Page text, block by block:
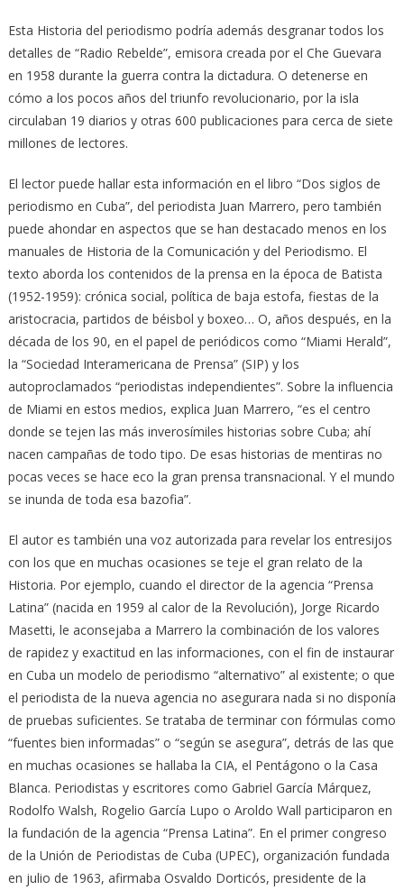
Esta Historia del periodismo podría además desgranar todos los
detalles de “Radio Rebelde”, emisora creada por el Che Guevara
en 1958 durante la guerra contra la dictadura. O detenerse en
cómo a los pocos años del triunfo revolucionario, por la isla
circulaban 19 diarios y otras 600 publicaciones para cerca de siete
millones de lectores.
El lector puede hallar esta información en el libro “Dos siglos de
periodismo en Cuba”, del periodista Juan Marrero, pero también
puede ahondar en aspectos que se han destacado menos en los
manuales de Historia de la Comunicación y del Periodismo. El
texto aborda los contenidos de la prensa en la época de Batista
(1952-1959): crónica social, política de baja estofa, fiestas de la
aristocracia, partidos de béisbol y boxeo… O, años después, en la
década de los 90, en el papel de periódicos como “Miami Herald”,
la “Sociedad Interamericana de Prensa” (SIP) y los
autoproclamados “periodistas independientes”. Sobre la influencia
de Miami en estos medios, explica Juan Marrero, “es el centro
donde se tejen las más inverosímiles historias sobre Cuba; ahí
nacen campañas de todo tipo. De esas historias de mentiras no
pocas veces se hace eco la gran prensa transnacional. Y el mundo
se inunda de toda esa bazofia”.
El autor es también una voz autorizada para revelar los entresijos
con los que en muchas ocasiones se teje el gran relato de la
Historia. Por ejemplo, cuando el director de la agencia “Prensa
Latina” (nacida en 1959 al calor de la Revolución), Jorge Ricardo
Masetti, le aconsejaba a Marrero la combinación de los valores
de rapidez y exactitud en las informaciones, con el fin de instaurar
en Cuba un modelo de periodismo “alternativo” al existente; o que
el periodista de la nueva agencia no asegurara nada si no disponía
de pruebas suficientes. Se trataba de terminar con fórmulas como
“fuentes bien informadas” o “según se asegura”, detrás de las que
en muchas ocasiones se hallaba la CIA, el Pentágono o la Casa
Blanca. Periodistas y escritores como Gabriel García Márquez,
Rodolfo Walsh, Rogelio García Lupo o Aroldo Wall participaron en
la fundación de la agencia “Prensa Latina”. En el primer congreso
de la Unión de Periodistas de Cuba (UPEC), organización fundada
en julio de 1963, afirmaba Osvaldo Dorticós, presidente de la